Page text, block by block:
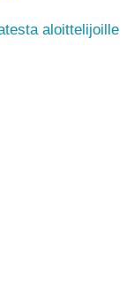
aloittelijoille